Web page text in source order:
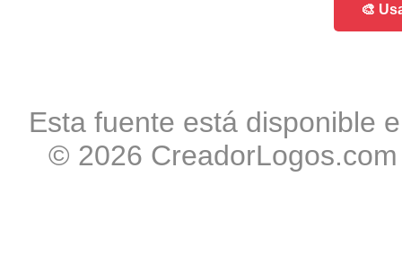
🎨
Esta fuente está disponible
© 2026